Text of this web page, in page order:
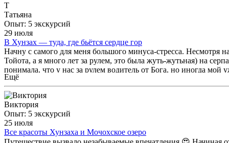
Т
Татьяна
Опыт: 5 экскурсий
29 июля
В Хунзах — туда, где бьётся сердце гор
Начну с самого для меня большого минуса-стресса. Несмотря
Тойота, а я много лет за рулем, это была жуть-жутьная) на
понимала, что у нас за рулем водитель от Бога, но иногда
все равно в следующий раз выбрала место старшего машины.
локациях, которые мы посетим. Поэтому достигнув точки,
отлично, мы осматривали в своем темпе, делали фото, просто
отдохнуть от городской суеты. Обед в его родном селении
этот день не только отличным гидом, отличным
Ещё
Виктория
Опыт: 5 экскурсий
25 июля
Все красоты Хунзаха и Мочохское озеро